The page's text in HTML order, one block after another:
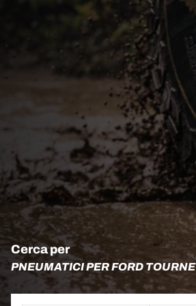
Cerca per
PNEUMATICI PER FORD